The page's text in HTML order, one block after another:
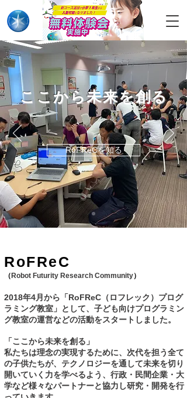
ここから未来を創る
RoFReCを知る
RoFReC
（ Robot Futurity Research Community）
2018年4月から 「RoFReC（ロフレック）プログ
ラミング教室」として、子ども向けプログラミン
グ教室の運営などの活動をスタートしました。
「ここから未来を創る」
私たちは理念の実現するために、 次代を担う全て
の子供たちが、 テクノロジーを通して未来を切り
開いていく力を学べるよう、 行政・民間企業・大
学など様々なパートナーと協力し研究・開発を行